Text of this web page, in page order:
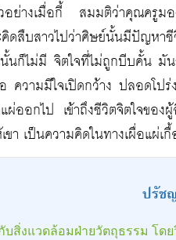
วอย่างเมื่อกี้ สมมติว่าคุณครู
คิดสืบสาวไปว่าศิษย์นั้นมีปัญ
นก็ไม่มี จิตใจที่ไม่ถูกบีบคั้น มั
วามมีใจเปิดกว้าง ปลอดโป
ออกไป เข้าถึงชีวิตจิตใจของ
ขา เป็นความคิดในทางเผื่อแผ่
ปรัช
สิ่งแวดล้อมฝ่ายวัตถุธรรม โด